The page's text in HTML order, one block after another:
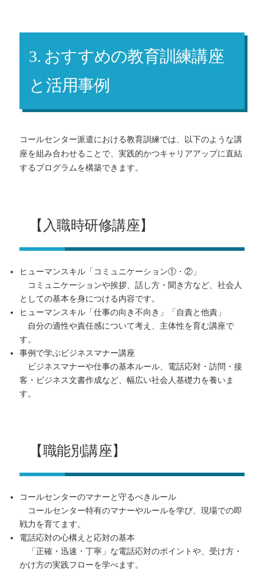
3. おすすめの教育訓練講座
と活用事例
コールセンター派遣における教育訓練では、以下のような講
座を組み合わせることで、実践的かつキャリアアップに直結
するプログラムを構築できます。
【入職時研修講座】
ヒューマンスキル「コミュニケーション①・②」
コミュニケーションや挨拶、話し方・聞き方など、社会人
としての基本を身につける内容です。
ヒューマンスキル「仕事の向き不向き」「自責と他責」
自分の適性や責任感について考え、主体性を育む講座で
す。
事例で学ぶビジネスマナー講座
ビジネスマナーや仕事の基本ルール、電話応対・訪問・接
客・ビジネス文書作成など、幅広い社会人基礎力を養いま
す。
【職能別講座】
コールセンターのマナーと守るべきルール
コールセンター特有のマナーやルールを学び、現場での即
戦力を育てます。
電話応対の心構えと応対の基本
「正確・迅速・丁寧」な電話応対のポイントや、受け方・
かけ方の実践フローを学べます。